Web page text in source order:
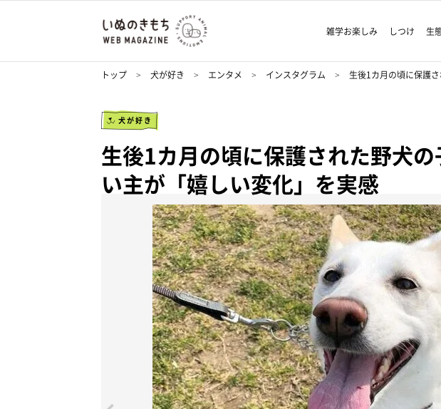
雑学お楽しみ しつけ 生
トップ 犬が好き エンタメ インスタグラム 生後1カ月の頃に保護
犬が好き
生後1カ月の頃に保護された野犬
い主が「嬉しい変化」を実感